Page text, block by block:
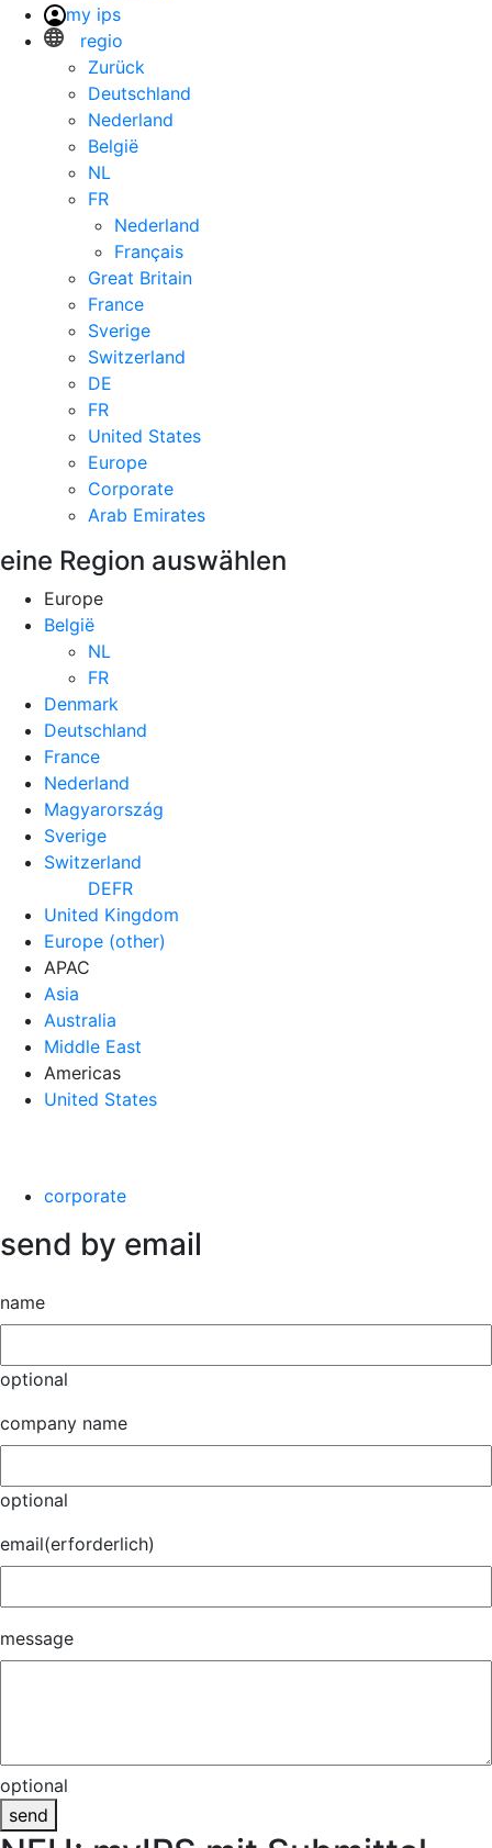
my ips
regio
Zurück
Deutschland
Nederland
België
NL
FR
Nederland
Français
Great Britain
France
Sverige
Switzerland
DE
FR
United States
Europe
Corporate
Arab Emirates
eine Region auswählen
Europe
België
NL
FR
Denmark
Deutschland
France
Nederland
Magyarország
Sverige
Switzerland
DEFR
United Kingdom
Europe (other)
APAC
Asia
Australia
Middle East
Americas
United States
corporate
send by email
name
optional
company name
optional
email(erforderlich)
message
optional
send